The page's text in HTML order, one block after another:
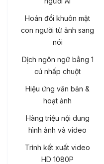
Hoán đổi khuôn mặt
con người từ ảnh sang
nói
Dịch ngôn ngữ bằng 1
cú nhấp chuột
Hiệu ứng văn bản &
hoạt ảnh
Hàng triệu nội dung
hình ảnh và video
Trình kết xuất video
HD 1080P